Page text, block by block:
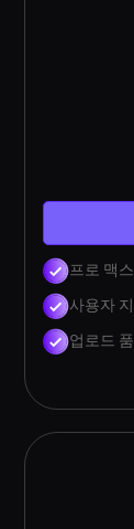
프로 맥
사용자
업로드